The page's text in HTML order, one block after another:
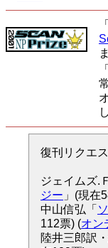
復刊リクエ
ジェイムズ.
ジー 」(現在
中山信弘「
112票) (オン
陸井三郎訳